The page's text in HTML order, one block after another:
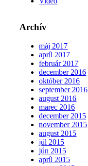
Archív
máj 2017
apríl 2017
február 2017
december 2016
október 2016
september 2016
august 2016
marec 2016
december 2015
november 2015
august 2015
júl 2015
jún 2015
apríl 2015